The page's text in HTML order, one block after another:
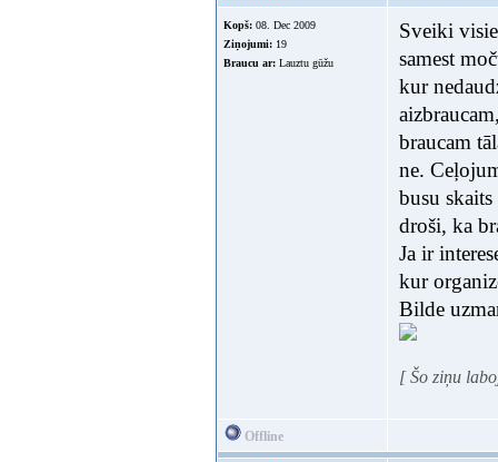
Kopš: 08. Dec 2009
Ziņojumi: 19
Braucu ar: Lauztu gūžu
Sveiki
samest
kur
braucam
ne.
busu
droši, ka
Ja ir
kur
Bilde
[ Šo ziņu
Offline